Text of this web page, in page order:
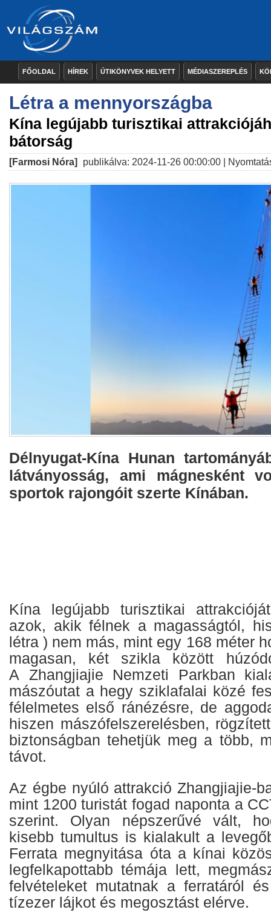
FŐOLDAL HÍREK ÚTIKÖNYVEK HELYETT MÉDIASZEREPLÉS
Létra a mennyországba
Kína legújabb turisztikai
bátorság
[Farmosi Nóra] publikálva: 2024-11-26 00:00:00 |
Délnyugat-Kína Hunan
látványosság, ami mágnesként
sportok rajongóit szerte Kínában.
Kína legújabb turisztikai
azok, akik félnek a magasságtól,
létra ) nem más, mint egy 168 méter
magasan, két szikla között
A Zhangjiajie Nemzeti Parkban
mászóutat a hegy sziklafalai közé
félelmetes első ránézésre, de
hiszen mászófelszerelésben,
biztonságban tehetjük meg a több,
távot.
Az égbe nyúló attrakció Zhangjiajie-
mint 1200 turistát fogad naponta a
szerint. Olyan népszerűvé vált,
kisebb tumultus is kialakult a
Ferrata megnyitása óta a kínai
legfelkapottabb témája lett,
felvételeket mutatnak a ferratáról
tízezer lájkot és megosztást elérve.